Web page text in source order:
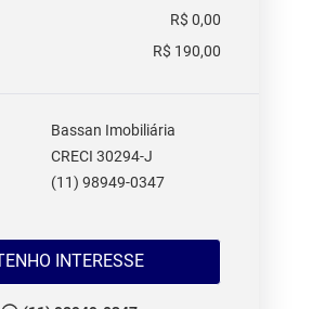
R$ 0,00
R$ 190,00
Bassan Imobiliária
CRECI 30294-J
(11) 98949-0347
TENHO INTERESSE